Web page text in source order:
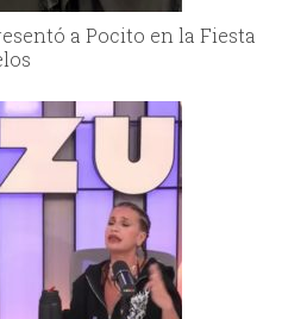
a Pocito en la Fiesta